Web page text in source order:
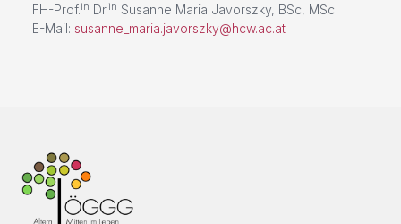
FH-Prof.in Dr.in Susanne Maria Javorszky, BSc, MSc
E-Mail: susanne_maria.javorszky@hcw.ac.at